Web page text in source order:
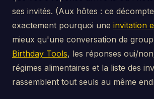
ses invités. (Aux hôtes : ce
exactement pourquoi une invitation
mieux qu'une conversation de
Birthday Tools, les réponses oui/
régimes alimentaires et la liste des
rassemblent tout seuls au même